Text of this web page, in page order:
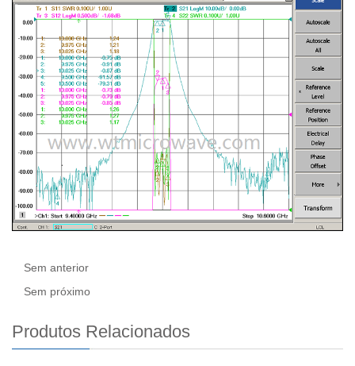
Sem anterior
Sem próximo
Produtos Relacionados